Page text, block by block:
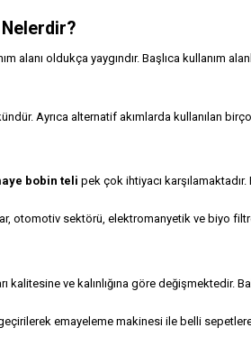
Nelerdir?
alanı oldukça yaygındır. Başlıca kullanım
Ayrıca alternatif akımlarda kullanılan
bobin teli pek çok ihtiyacı
otomotiv sektörü, elektromanyetik ve biyo
kalitesine ve kalınlığına göre değişmektedir.
emayeleme makinesi ile belli